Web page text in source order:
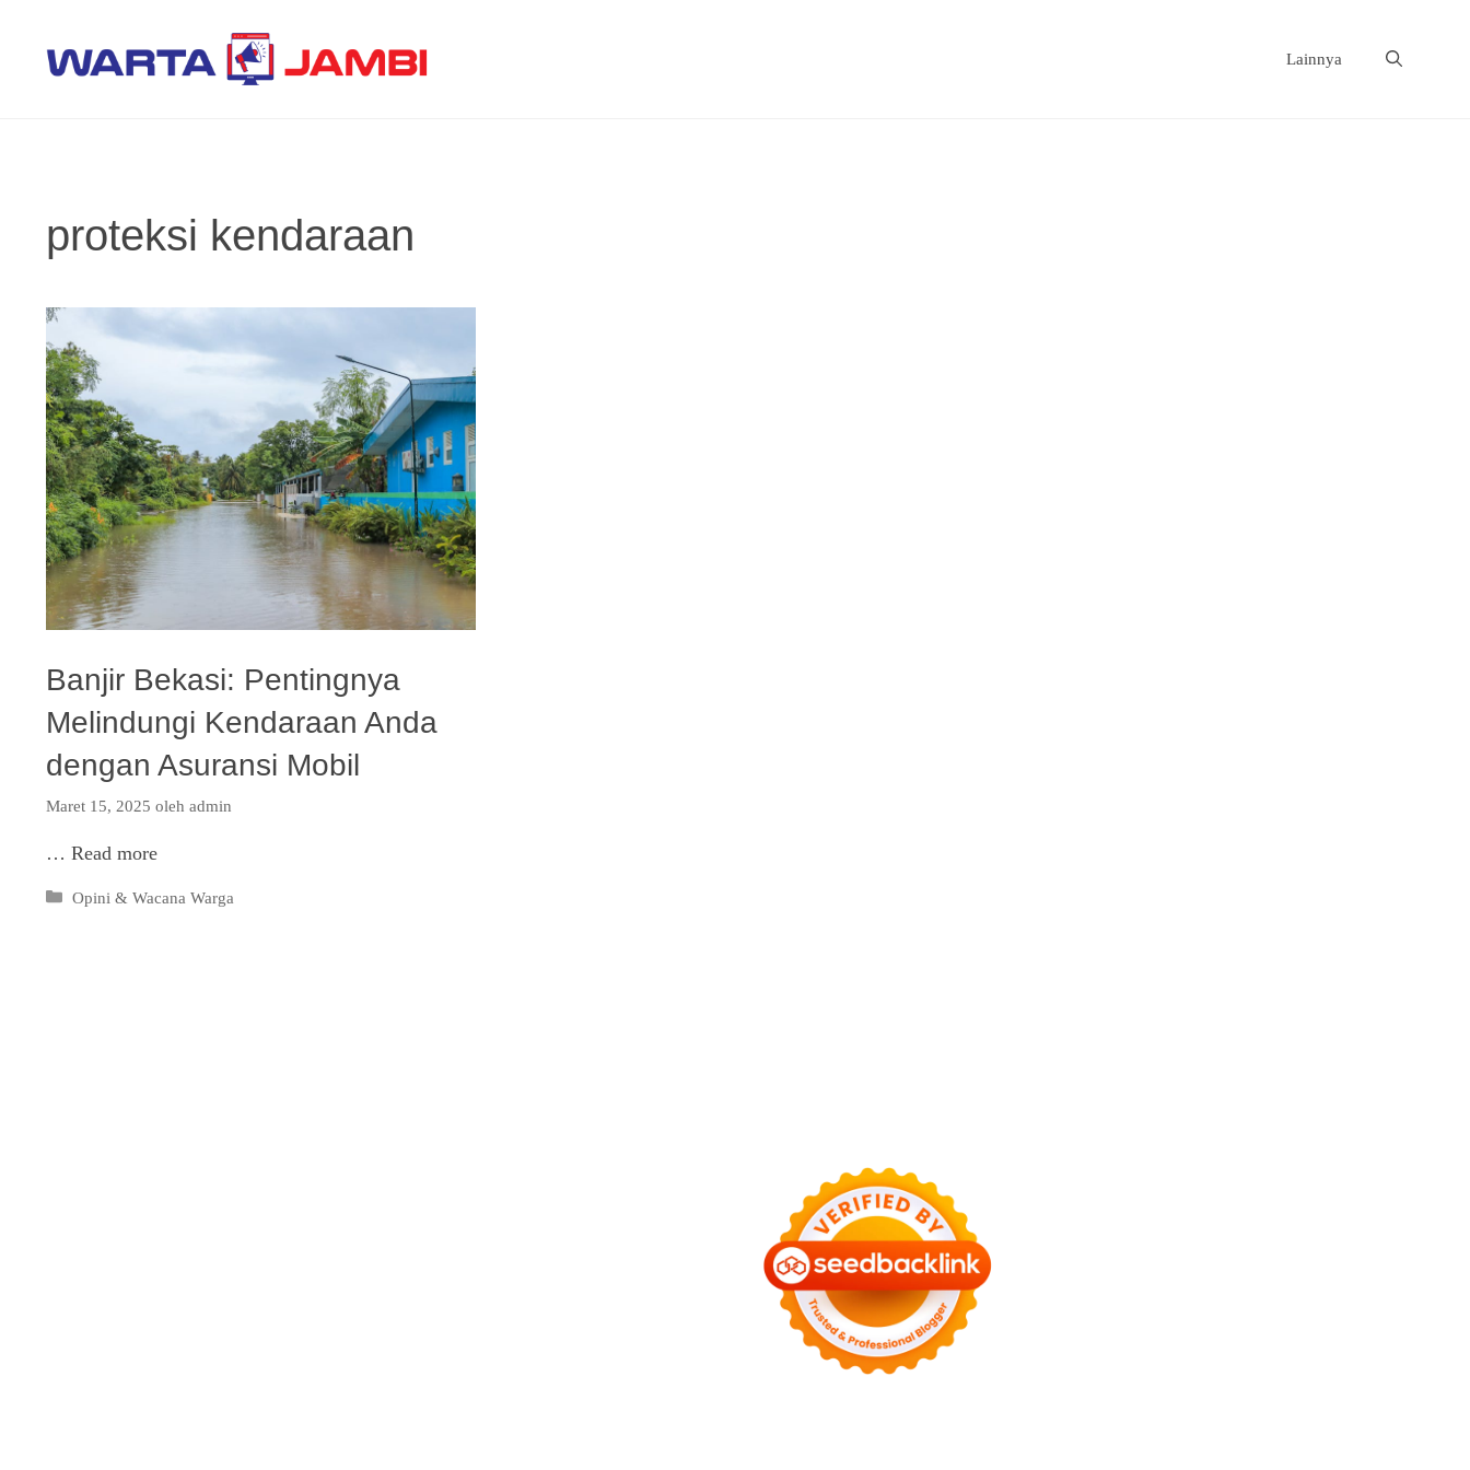
Lainnya
proteksi kendaraan
Banjir Bekasi: Pentingnya
Melindungi Kendaraan Anda
dengan Asuransi Mobil
Maret 15, 2025 oleh admin
… Read more
Kategori
Opini & Wacana Warga